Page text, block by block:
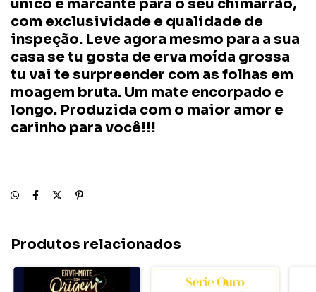
único e marcante para o seu chimarrão,
com exclusividade e qualidade de
inspeção. Leve agora mesmo para a sua
casa se tu gosta de erva moída grossa
tu vai te surpreender com as folhas em
moagem bruta. Um mate encorpado e
longo. Produzida com o maior amor e
carinho para você!!!
Produtos relacionados